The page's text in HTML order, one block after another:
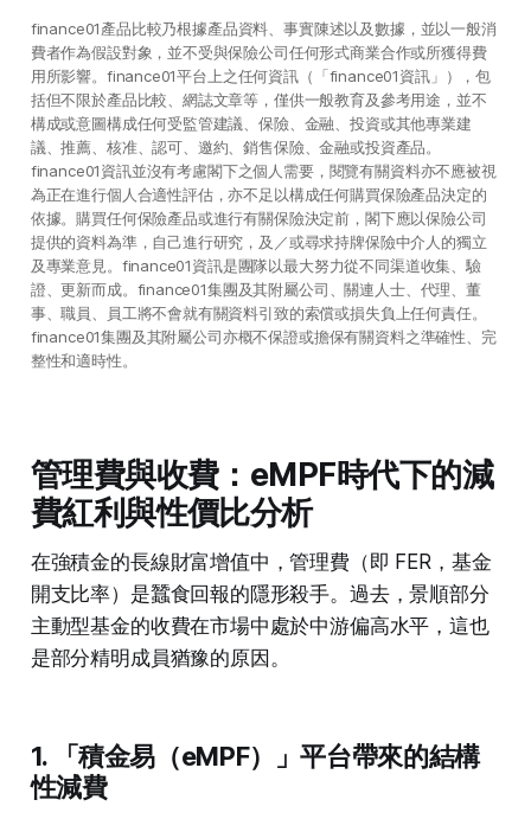
finance01產品比較乃根據產品資料、事實陳述以及數據，並以一般消
費者作為假設對象，並不受與保險公司任何形式商業合作或所獲得費
用所影響。finance01平台上之任何資訊（「finance01資訊」），包
括但不限於產品比較、網誌文章等，僅供一般教育及參考用途，並不
構成或意圖構成任何受監管建議、保險、金融、投資或其他專業建
議、推薦、核准、認可、邀約、銷售保險、金融或投資產品。
finance01資訊並沒有考慮閣下之個人需要，閱覽有關資料亦不應被視
為正在進行個人合適性評估，亦不足以構成任何購買保險產品決定的
依據。購買任何保險產品或進行有關保險決定前，閣下應以保險公司
提供的資料為準，自己進行研究，及／或尋求持牌保險中介人的獨立
及專業意見。finance01資訊是團隊以最大努力從不同渠道收集、驗
證、更新而成。finance01集團及其附屬公司、關連人士、代理、董
事、職員、員工將不會就有關資料引致的索償或損失負上任何責任。
finance01集團及其附屬公司亦概不保證或擔保有關資料之準確性、完
整性和適時性。
管理費與收費：eMPF時代下的減
費紅利與性價比分析
在強積金的長線財富增值中，管理費（即 FER，基金
開支比率）是蠶食回報的隱形殺手。過去，景順部分
主動型基金的收費在市場中處於中游偏高水平，這也
是部分精明成員猶豫的原因。
1. 「積金易（eMPF）」平台帶來的結構
性減費